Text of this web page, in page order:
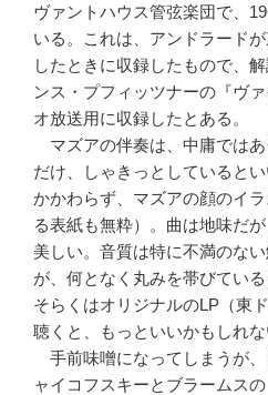
ヴァントハウス管弦楽団で、
いる。これは、アンドラード
したときに収録したもので、
ンス・プフィッツナーの『ヴ
オ放送用に収録したとある。
マズアの伴奏は、中庸ではあ
だけ、しゃきっとしていると
かかわらず、マズアの顔のイ
る表紙も無粋）。曲は地味だ
美しい。音質は特に不満のな
が、何となく丸みを帯びてい
そらくはオリジナルのLP（東
聴くと、もっといいかもしれな
手前味噌になってしまうが
ャイコフスキーとブラームス